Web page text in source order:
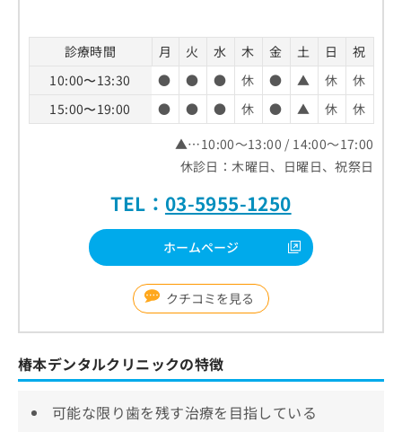
診療時間 月 火 水 木 金 土 日
祝
10:00〜13:30
● ● ● 休 ● ▲ 休
休
15:00〜19:00
● ● ● 休 ● ▲ 休
休
▲…10:00～13:00 / 14:00～17:00
休診日：木曜日、日曜日、祝祭日
TEL： 03-5955-1250
ホームページ
クチコミを見る
椿本デンタルクリニックの特徴
可能な限り歯を残す治療を目指している